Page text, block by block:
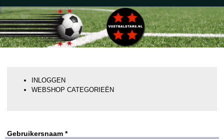
INLOGGEN
WEBSHOP CATEGORIEËN
Gebruikersnaam *